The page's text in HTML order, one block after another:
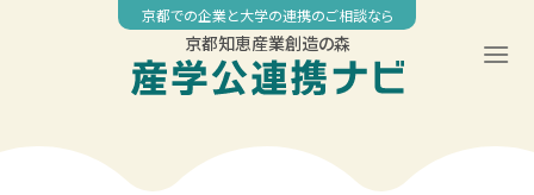
京都での企業と大学の連携のご相談なら
京都知恵産業創造の森